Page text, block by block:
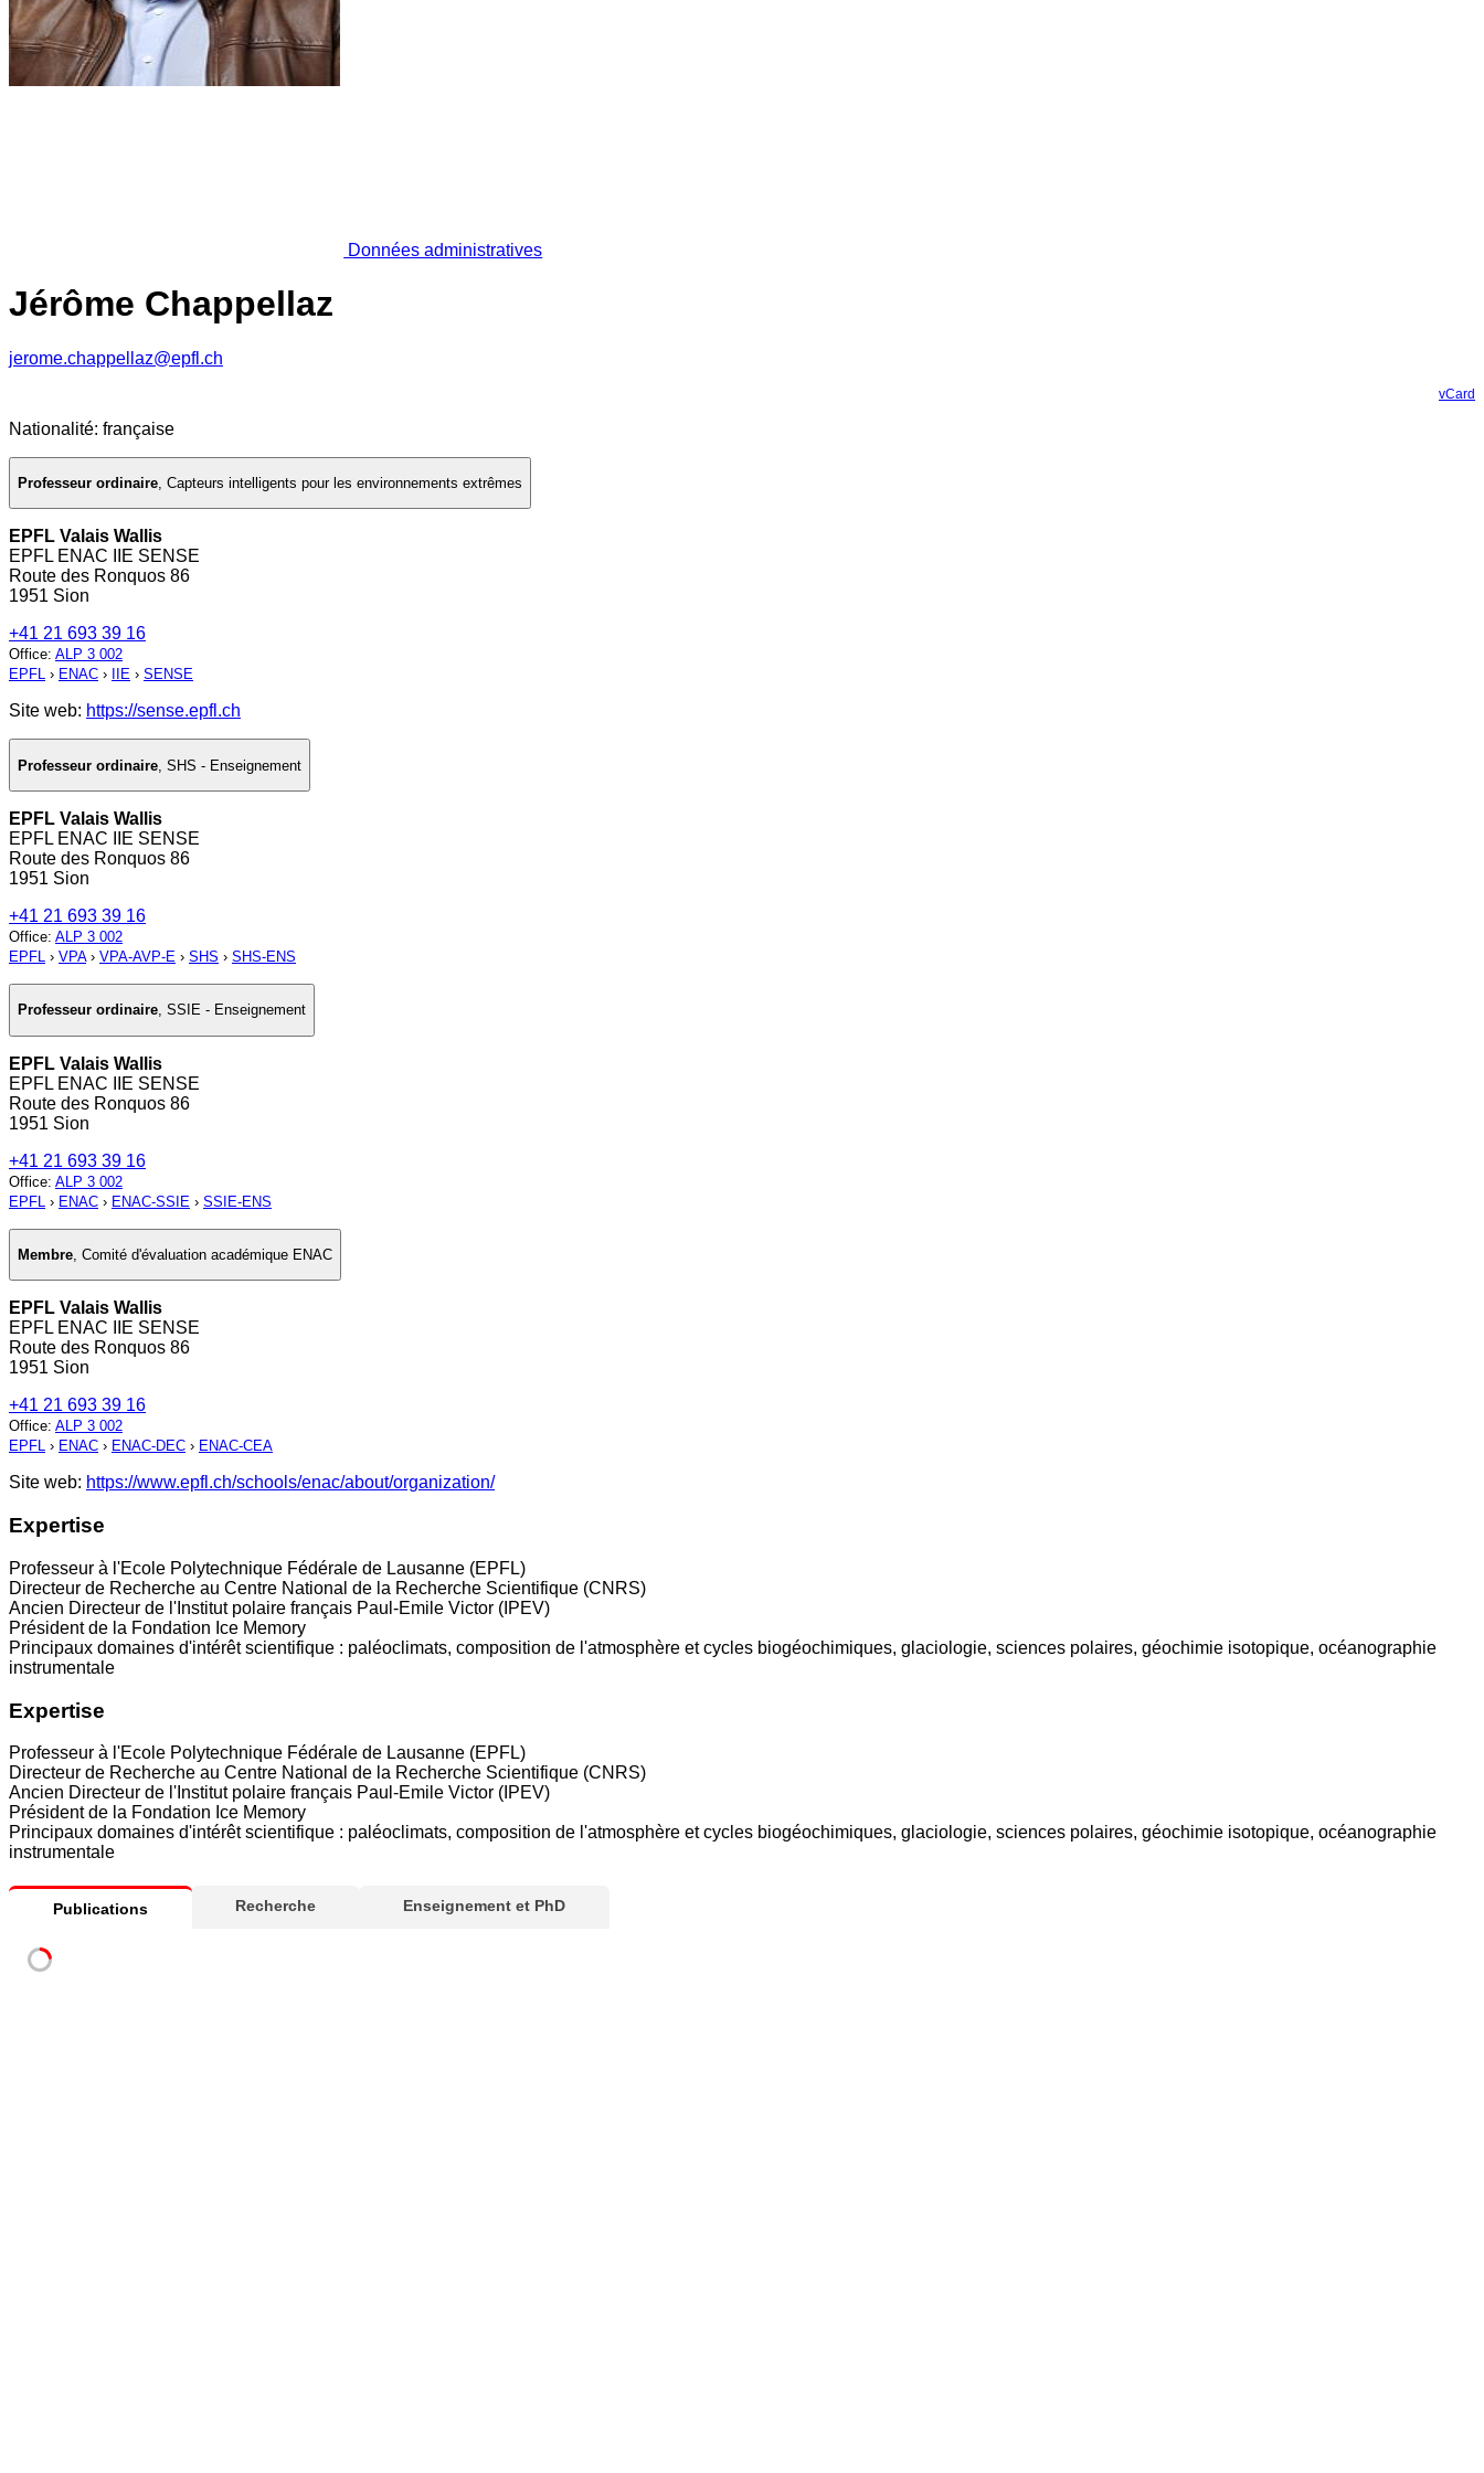
Données administratives
Jérôme Chappellaz
jerome.chappellaz@epfl.ch
vCard
Nationalité: française
Professeur ordinaire, Capteurs intelligents pour les environnements extrêmes
EPFL Valais Wallis
EPFL ENAC IIE SENSE
Route des Ronquos 86
1951 Sion
+41 21 693 39 16
Office: ALP 3 002
EPFL › ENAC › IIE › SENSE
Site web: https://sense.epfl.ch
Professeur ordinaire SHS - Enseignement
EPFL Valais Wallis
EPFL ENAC IIE SENSE
Route des Ronquos 86
1951 Sion
+41 21 693 39 16
Office: ALP 3 002
EPFL › VPA› VPA-AVP-E › SHS › SHS-ENS
Professeur ordinaire, SSIE - Enseignement
EPFL Valais Wallis
EPFL ENAC IIE SENSE
Route des Ronquos 86
1951 Sion
+41 21 693 39 16
Office: ALP 3 002
EPFL › ENAC › ENAC-SSIE › SSIE-ENS
Membre, Comité d'évaluation académique ENAC
EPFL Valais Wallis
EPFL ENAC IIE SENSE
Route des Ronquos 86
1951 Sion
+41 21 693 39 16
Office: ALP 3 002
EPFL › ENAC › ENAC-DEC › ENAC-CEA
Site web: https://www.epfl.ch/schools/enac/about/organization/
Expertise
Professeur à l'Ecole Polytechnique Fédérale de Lausanne (EPFL)
Directeur de Recherche au Centre National de la Recherche Scientifique (CNRS)
Ancien Directeur de l'Institut polaire français Paul-Emile Victor (IPEV)
Président de la Fondation Ice Memory
Principaux domaines d'intérêt scientifique : paléoclimats, composition de l'atmosphère et cycles biogéochimiques, glaciologie, sciences polaires, géochimie isotopique, océanographie
instrumentale
Expertise
Professeur à l'Ecole Polytechnique Fédérale de Lausanne (EPFL)
Directeur de Recherche au Centre National de la Recherche Scientifique (CNRS)
Ancien Directeur de l'Institut polaire français Paul-Emile Victor (IPEV)
Président de la Fondation Ice Memory
Principaux domaines d'intérêt scientifique : paléoclimats, composition de l'atmosphère et cycles biogéochimiques, glaciologie, sciences polaires, géochimie isotopique, océanographie
instrumentale
Publications Recherche Enseignement et PhD